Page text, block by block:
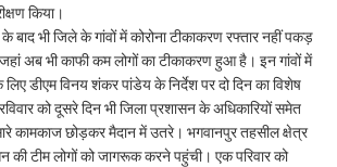
किया।
बाद भी जिले के गांवों में कोरोना टीकाकरण रफ्तार नहीं पकड़
अब भी काफी कम लोगों का टीकाकरण हुआ है। इन गांवों में
डीएम विनय शंकर पांडेय के निर्देश पर दो दिन का विशेष
को दूसरे दिन भी जिला प्रशासन के अधिकारियों समेत
कामकाज छोड़कर मैदान में उतरे। भगवानपुर तहसील क्षेत्र
की टीम लोगों को जागरूक करने पहुंची। एक परिवार को